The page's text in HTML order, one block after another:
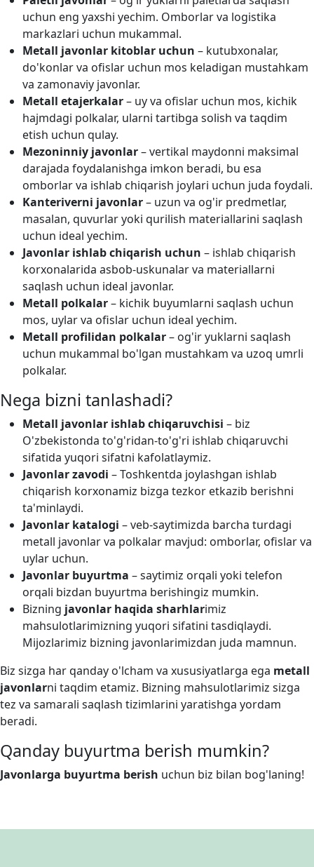
uchun eng yaxshi yechim. Omborlar va logistika
markazlari uchun mukammal.
Metall javonlar kitoblar uchun – kutubxonalar,
do'konlar va ofislar uchun mos keladigan mustahkam
va zamonaviy javonlar.
Metall etajerkalar– uy va ofislar uchun mos, kichik
hajmdagi polkalar, ularni tartibga solish va taqdim
etish uchun qulay.
Mezoninniy javonlar– vertikal maydonni maksimal
darajada foydalanishga imkon beradi, bu esa
omborlar va ishlab chiqarish joylari uchun juda foydali.
Kanteriverni javonlar– uzun va og'ir predmetlar,
masalan, quvurlar yoki qurilish materiallarini saqlash
uchun ideal yechim.
Javonlar ishlab chiqarish uchun – ishlab chiqarish
korxonalarida asbob-uskunalar va materiallarni
saqlash uchun ideal javonlar.
Metall polkalar– kichik buyumlarni saqlash uchun
mos, uylar va ofislar uchun ideal yechim.
Metall profilidan polkalar– og'ir yuklarni saqlash
uchun mukammal bo'lgan mustahkam va uzoq umrli
polkalar.
Nega bizni tanlashadi?
Metall javonlar ishlab chiqaruvchisi – biz
O'zbekistonda to'g'ridan-to'g'ri ishlab chiqaruvchi
sifatida yuqori sifatni kafolatlaymiz.
Javonlar zavodi – Toshkentda joylashgan ishlab
chiqarish korxonamiz bizga tezkor etkazib berishni
ta'minlaydi.
Javonlar katalogi – veb-saytimizda barcha turdagi
metall javonlar va polkalar mavjud: omborlar, ofislar va
uylar uchun.
Javonlar buyurtma – saytimiz orqali yoki telefon
orqali bizdan buyurtma berishingiz mumkin.
Bizning javonlar haqida sharhlarimiz
mahsulotlarimizning yuqori sifatini tasdiqlaydi.
Mijozlarimiz bizning javonlarimizdan juda mamnun.
Biz sizga har qanday o'lcham va xususiyatlarga ega metall
javonlarni taqdim etamiz. Bizning mahsulotlarimiz sizga
tez va samarali saqlash tizimlarini yaratishga yordam
beradi.
Qanday buyurtma berish mumkin?
Javonlarga buyurtma berish uchun biz bilan bog'laning!